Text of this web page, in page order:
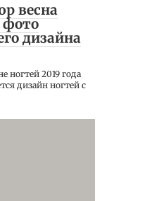
весна
фото
дизайна
ногтей 2019 года
дизайн ногтей с